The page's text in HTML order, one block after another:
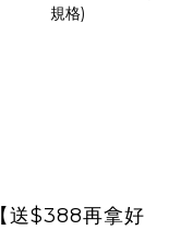
【送$388再拿好